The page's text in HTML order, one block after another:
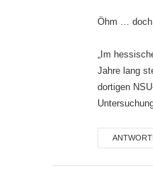
Öhm … doch
„Im
Jahre lang
dortigen